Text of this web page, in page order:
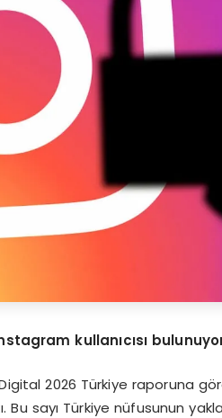
kullanıcısı
2026 Türkiye raporuna
Bu sayı Türkiye nüfusunun